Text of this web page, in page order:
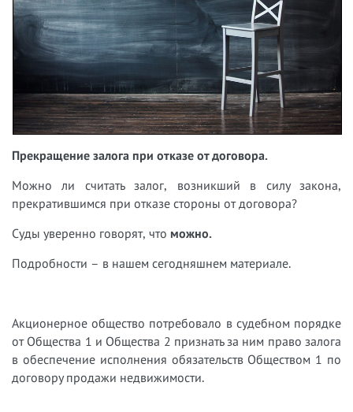
Прекращение залога при отказе от договора.
Можно ли считать залог, возникший в силу закона,
прекратившимся при отказе стороны от договора?
Суды уверенно говорят, что можно.
Подробности – в нашем сегодняшнем материале.
Акционерное общество потребовало в судебном порядке
от Общества 1 и Общества 2 признать за ним право залога
в обеспечение исполнения обязательств Обществом 1 по
договору продажи недвижимости.